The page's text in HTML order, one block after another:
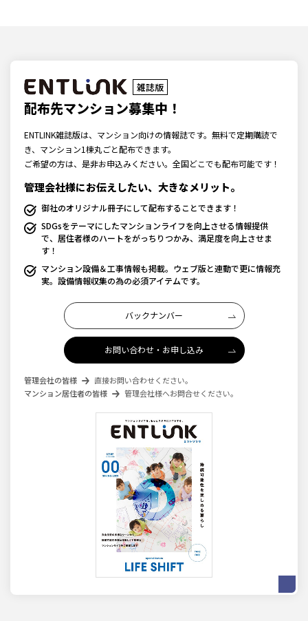
雑誌版
配布先マンション募集中！
ENTLINK雑誌版は、マンション向けの情報誌です。無料で定期購読で
き、マンション1棟丸ごと配布できます。
ご希望の方は、是非お申込みください。全国どこでも配布可能です！
管理会社様にお伝えしたい、大きなメリット。
御社のオリジナル冊子にして配布することできます！
SDGsをテーマにしたマンションライフを向上させる情報提供
で、居住者様のハートをがっちりつかみ、満足度を向上させま
す！
マンション設備＆工事情報も掲載。ウェブ版と連動で更に情報充
実。設備情報収集の為の必須アイテムです。
バックナンバー
お問い合わせ・お申し込み
管理会社の皆様
直接お問い合わせください。
マンション居住者の皆様
管理会社様へお問合せください。